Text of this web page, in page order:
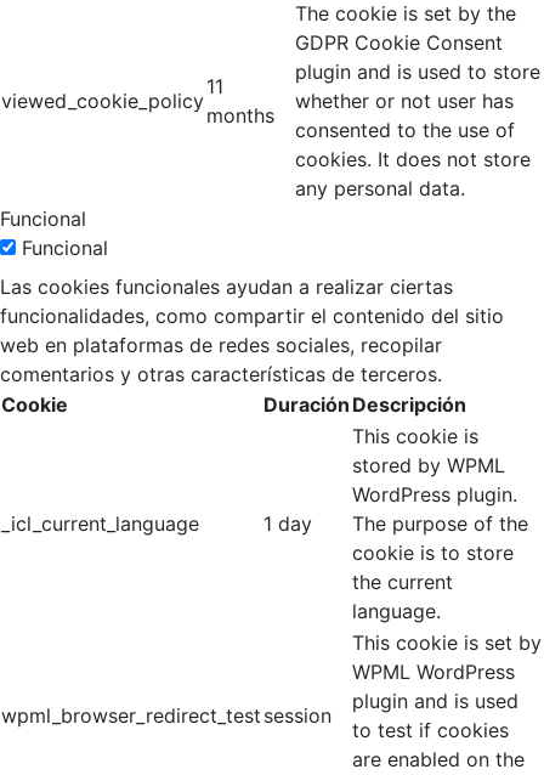
viewed_cookie_policy
11
months
The cookie is set by the
GDPR Cookie Consent
plugin and is used to store
whether or not user has
consented to the use of
cookies. It does not store
any personal data.
Funcional
Funcional
Las cookies funcionales ayudan a realizar ciertas
funcionalidades, como compartir el contenido del sitio
web en plataformas de redes sociales, recopilar
comentarios y otras características de terceros.
Cookie
Duración Descripción
_icl_current_language 1 day
This cookie is
stored by WPML
WordPress plugin.
The purpose of the
cookie is to store
the current
language.
wpml_browser_redirect_test session
This cookie is set by
WPML WordPress
plugin and is used
to test if cookies
are enabled on the